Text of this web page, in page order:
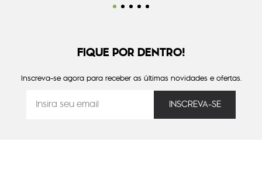
FIQUE POR DENTRO!
Inscreva-se agora para receber as últimas novidades e ofertas.